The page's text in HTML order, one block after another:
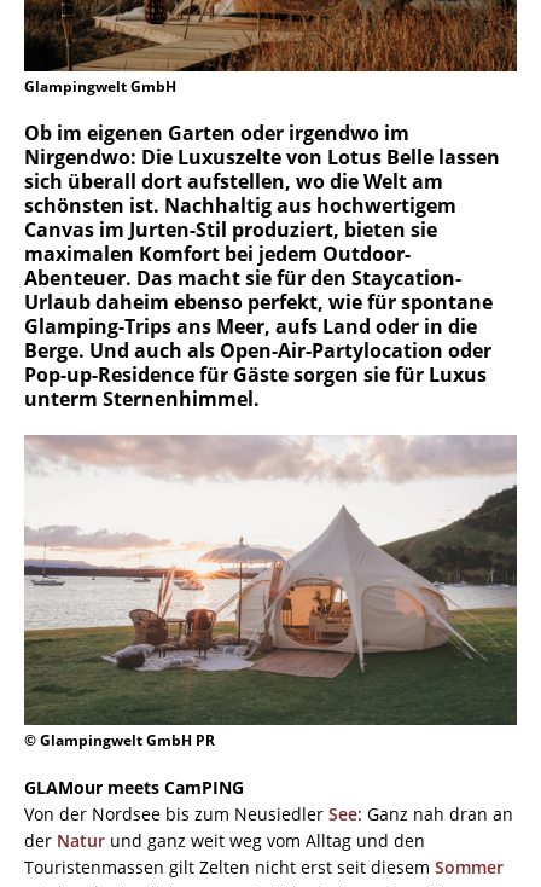
Glampingwelt GmbH
Ob im eigenen Garten oder irgendwo im
Nirgendwo: Die Luxuszelte von Lotus Belle lassen
sich überall dort aufstellen, wo die Welt am
schönsten ist. Nachhaltig aus hochwertigem
Canvas im Jurten-Stil produziert, bieten sie
maximalen Komfort bei jedem Outdoor-
Abenteuer. Das macht sie für den Staycation-
Urlaub daheim ebenso perfekt, wie für spontane
Glamping-Trips ans Meer, aufs Land oder in die
Berge. Und auch als Open-Air-Partylocation oder
Pop-up-Residence für Gäste sorgen sie für Luxus
unterm Sternenhimmel.
© Glampingwelt GmbH PR
GLAMour meets CamPING
Von der Nordsee bis zum Neusiedler See: Ganz nah dran an
der Natur und ganz weit weg vom Alltag und den
Touristenmassen gilt Zelten nicht erst seit diesem Sommer